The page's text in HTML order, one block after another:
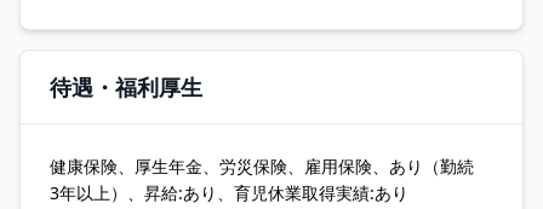
待遇・福利厚生
健康保険、厚生年金、労災保険、雇用保険、あり（勤続
3年以上）、昇給:あり、育児休業取得実績:あり